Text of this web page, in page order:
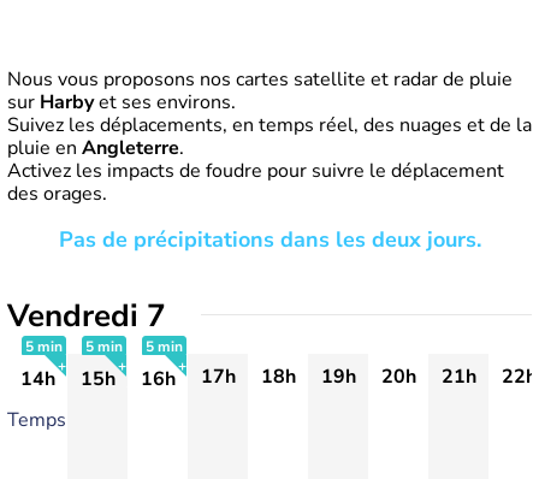
Nous vous proposons nos cartes satellite et radar de pluie
sur Harbyet ses environs.
Suivez les déplacements, en temps réel, des nuages et de la
pluie en Angleterre.
Activez les impacts de foudre pour suivre le déplacement
des orages.
Pas de précipitations dans les deux jours.
Vendredi 7
5 min
14h
5 min
15h
5 min
16h 17h 18h 19h 20h 21h
22h
Temps